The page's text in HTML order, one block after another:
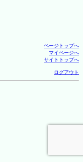
ページトップへ
マイページへ
サイトトップへ
ログアウト